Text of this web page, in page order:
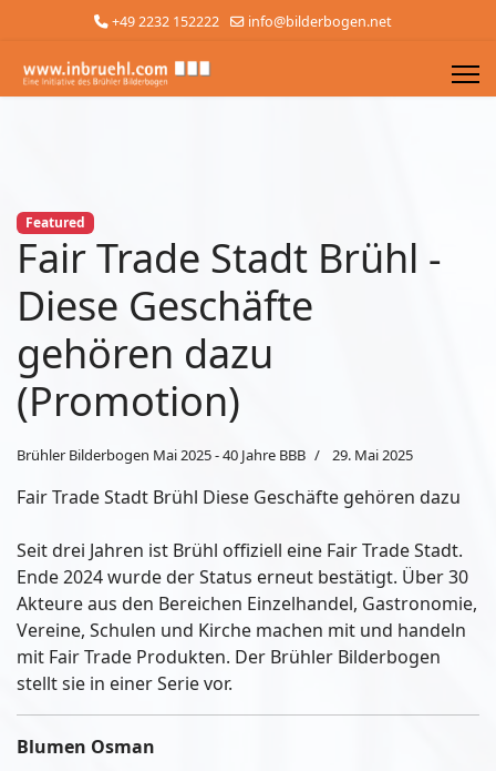
+49 2232 152222 info@bilderbogen.net
Featured
Fair Trade Stadt Brühl -
Diese Geschäfte
gehören dazu
(Promotion)
Brühler Bilderbogen Mai 2025 - 40 Jahre BBB 29. Mai 2025
Fair Trade Stadt Brühl Diese Geschäfte gehören dazu
Seit drei Jahren ist Brühl offiziell eine Fair Trade Stadt.
Ende 2024 wurde der Status erneut bestätigt. Über 30
Akteure aus den Bereichen Einzelhandel, Gastronomie,
Vereine, Schulen und Kirche machen mit und handeln
mit Fair Trade Produkten. Der Brühler Bilderbogen
stellt sie in einer Serie vor.
Blumen Osman